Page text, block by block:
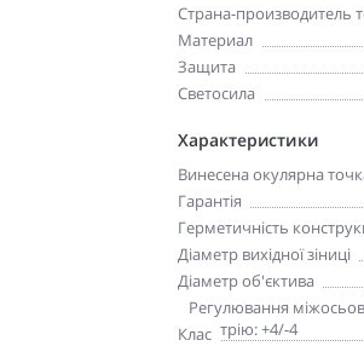
Страна-производитель
Материал
Защита
Светосила
Характеристики
Винесена окулярна
Гарантія
Герметичність
Діаметр вихідної зіниці
Діаметр об'єктива
Додаткові
Регулювання
діоптрію: +4/-4
Клас